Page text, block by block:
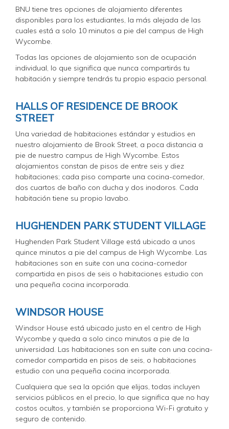
BNU tiene tres opciones de alojamiento diferentes
disponibles para los estudiantes, la más alejada de las
cuales está a solo 10 minutos a pie del campus de High
Wycombe.
Todas las opciones de alojamiento son de ocupación
individual, lo que significa que nunca compartirás tu
habitación y siempre tendrás tu propio espacio personal.
HALLS OF RESIDENCE DE BROOK
STREET
Una variedad de habitaciones estándar y estudios en
nuestro alojamiento de Brook Street, a poca distancia a
pie de nuestro campus de High Wycombe. Estos
alojamientos constan de pisos de entre seis y diez
habitaciones; cada piso comparte una cocina-comedor,
dos cuartos de baño con ducha y dos inodoros. Cada
habitación tiene su propio lavabo.
HUGHENDEN PARK STUDENT VILLAGE
Hughenden Park Student Village está ubicado a unos
quince minutos a pie del campus de High Wycombe. Las
habitaciones son en suite con una cocina-comedor
compartida en pisos de seis o habitaciones estudio con
una pequeña cocina incorporada.
WINDSOR HOUSE
Windsor House está ubicado justo en el centro de High
Wycombe y queda a solo cinco minutos a pie de la
universidad. Las habitaciones son en suite con una cocina-
comedor compartida en pisos de seis, o habitaciones
estudio con una pequeña cocina incorporada.
Cualquiera que sea la opción que elijas, todas incluyen
servicios públicos en el precio, lo que significa que no hay
costos ocultos, y también se proporciona Wi-Fi gratuito y
seguro de contenido.